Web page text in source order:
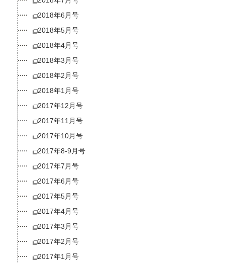
2018年6月号
2018年5月号
2018年4月号
2018年3月号
2018年2月号
2018年1月号
2017年12月号
2017年11月号
2017年10月号
2017年8-9月号
2017年7月号
2017年6月号
2017年5月号
2017年4月号
2017年3月号
2017年2月号
2017年1月号